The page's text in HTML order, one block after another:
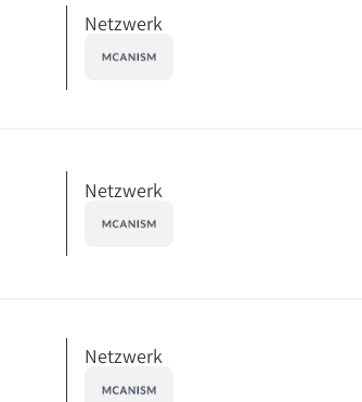
Netzwerk
Netzwerk
Netzwerk